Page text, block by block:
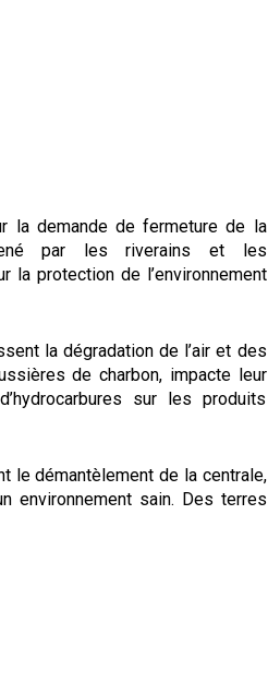
la demande de fermeture de la
par les riverains et les
la protection de l’environnement
la dégradation de l’air et des
de charbon, impacte leur
sur les produits
le démantèlement de la centrale,
environnement sain. Des terres